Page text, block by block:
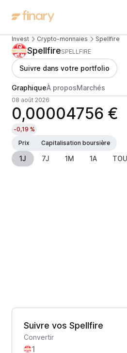
Invest Crypto-monnaies Spellfire
SpellfireSPELLFIRE
Suivre dans votre portfolio
GraphiqueÀ proposMarchés
08 août 2026
0,00004756 €
-0,19 %
Prix
Capitalisation boursière
1J 7J 1M 1A
Suivre vos Spellfire
Convertir